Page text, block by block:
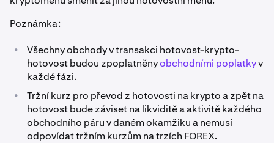
Poznámka:
•
Všechny obchody v transakci hotovost-krypto-
hotovost budou zpoplatněnyobchodními poplatkyv
každé fázi.
•
Tržní kurz pro převod z hotovosti na krypto a zpět na
hotovost bude záviset na likviditě a aktivitě každého
obchodního páru v daném okamžiku a nemusí
odpovídat tržním kurzům na trzích FOREX.